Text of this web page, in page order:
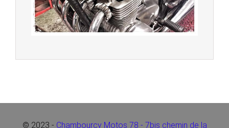
© 2023 - Chambourcy Motos 78 - 7bis chemin de la